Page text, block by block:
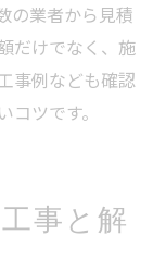
の業者から見積
だけでなく、施
事例なども確認
ツです。
事と解